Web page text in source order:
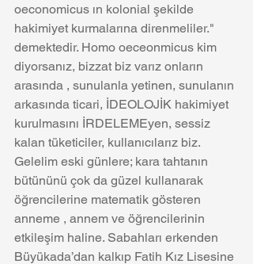
oeconomicus ın kolonial şekilde
hakimiyet kurmalarına direnmeliler."
demektedir. Homo oeceonmicus kim
diyorsanız, bizzat biz varız onların
arasında , sunulanla yetinen, sunulanın
arkasında ticari, İDEOLOJİK hakimiyet
kurulmasını İRDELEMEyen, sessiz
kalan tüketiciler, kullanıcılarız biz.
Gelelim eski günlere; kara tahtanın
bütününü çok da güzel kullanarak
öğrencilerine matematik gösteren
anneme , annem ve öğrencilerinin
etkileşim haline. Sabahları erkenden
Büyükada’dan kalkıp Fatih Kız Lisesine